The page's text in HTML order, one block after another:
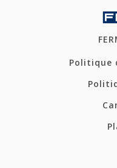
Politique